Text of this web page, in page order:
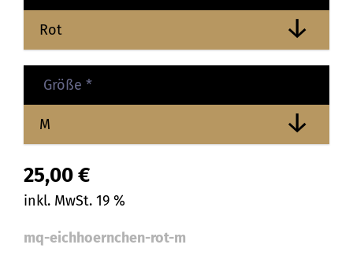
Größe *
25,00€
inkl. MwSt. 19 %
mq-eichhoernchen-rot-m